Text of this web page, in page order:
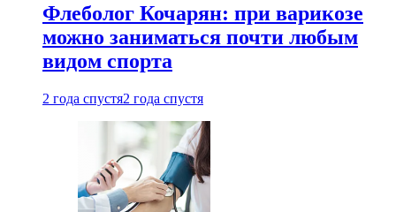
Флеболог Кочарян: при варикозе
можно заниматься почти любым
видом спорта
2 года спустя2 года спустя